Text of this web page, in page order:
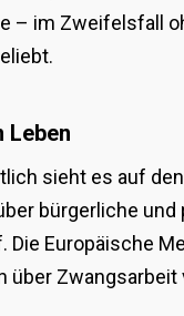
– im Zweifelsfall
Leben
sieht es auf
bürgerliche
Europäische
über Zwangsarbeit